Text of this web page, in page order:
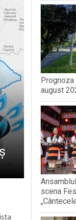
clubului de carte
august
scena